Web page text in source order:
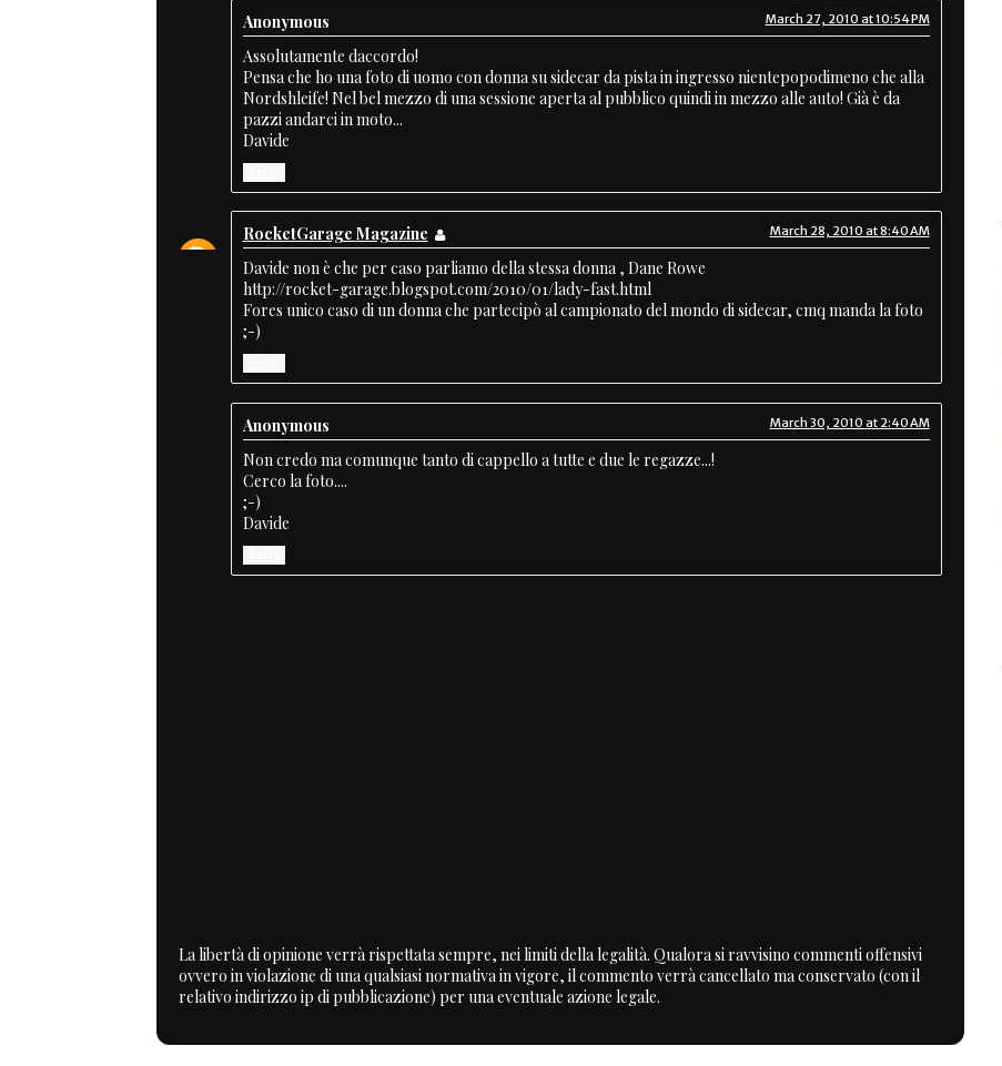
Anonymous March 27, 2010 at 10:54 PM
Assolutamente daccordo!
Pensa che ho una foto di uomo con donna su sidecar da pista in ingresso nientepopodimeno che alla
Nordshleife! Nel bel mezzo di una sessione aperta al pubblico quindi in mezzo alle auto! Già è da
pazzi andarci in moto...
Davide
RocketGarage Magazine March 28, 2010 at 8:40 AM
Davide non è che per caso parliamo della stessa donna , Dane Rowe
http://rocket-garage.blogspot.com/2010/01/lady-fast.html
Fores unico caso di un donna che partecipò al campionato del mondo di sidecar, cmq manda la foto
;-)
Anonymous March 30, 2010 at 2:40 AM
Non credo ma comunque tanto di cappello a tutte e due le regazze...!
Cerco la foto....
;-)
Davide
La libertà di opinione verrà rispettata sempre, nei limiti della legalità. Qualora si ravvisino commenti offensivi
ovvero in violazione di una qualsiasi normativa in vigore, il commento verrà cancellato ma conservato (con il
relativo indirizzo ip di pubblicazione) per una eventuale azione legale.